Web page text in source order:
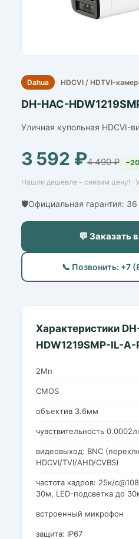
Dahua HDCVI / HDTVI-
DH-HAC-
Уличная купольная HDCVI-
3 592 ₽4 490 ₽
Нашли дешевле - снизим цену! ·
🛡️Официальная гарантия:
💬 Заказать
📞 Позвонить: +7
Характеристики
HDW1219SMP-IL-
2Mп
CMOS
объектив 3.6мм
чувствительность
видеовыход: BNC
HDCVI/TVI/AHD/CVBS)
частота кадров: 25к/
30м, LED-подсветка до
встроенный микрофон
защита: IP67